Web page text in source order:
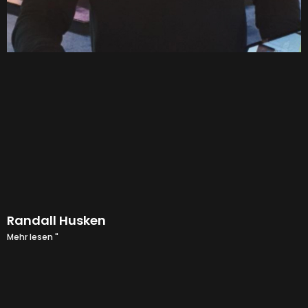
Randall Husken
Mehr lesen "